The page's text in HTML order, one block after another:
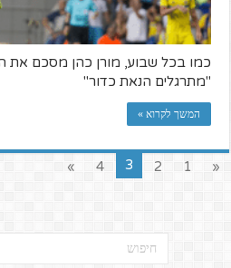
כמו בכל שבוע, מורן כהן מסכם את
"מתרגלים הנאת כדור"
המשך לקרוא »
«
1
2
3
4
»